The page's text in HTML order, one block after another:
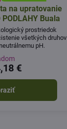
na upratovanie
Buala
prostriedok
všetkých druhov
pH.
€